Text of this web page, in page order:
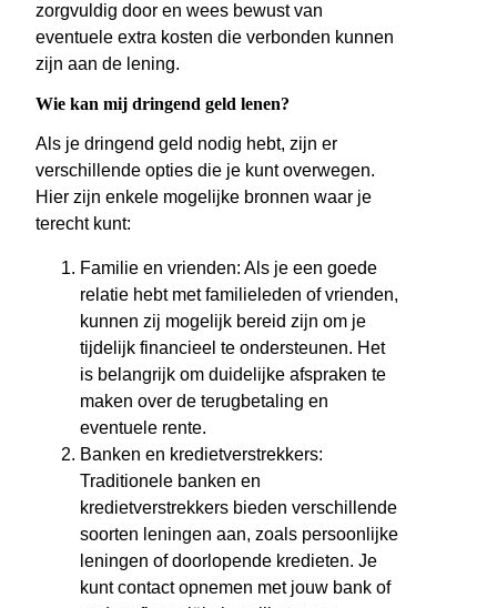
zorgvuldig door en wees bewust van
eventuele extra kosten die verbonden kunnen
zijn aan de lening.
Wie kan mij dringend geld lenen?
Als je dringend geld nodig hebt, zijn er
verschillende opties die je kunt overwegen.
Hier zijn enkele mogelijke bronnen waar je
terecht kunt:
Familie en vrienden: Als je een goede
relatie hebt met familieleden of vrienden,
kunnen zij mogelijk bereid zijn om je
tijdelijk financieel te ondersteunen. Het
is belangrijk om duidelijke afspraken te
maken over de terugbetaling en
eventuele rente.
Banken en kredietverstrekkers:
Traditionele banken en
kredietverstrekkers bieden verschillende
soorten leningen aan, zoals persoonlijke
leningen of doorlopende kredieten. Je
kunt contact opnemen met jouw bank of